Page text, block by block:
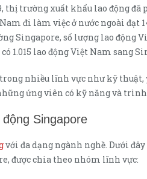
thị trường xuất khẩu lao động đã
đi làm việc ở nước ngoài đạt
Singapore, số lượng lao động
1.015 lao động Việt Nam sang
nhiều lĩnh vực như kỹ thuật,
ứng viên có kỹ năng và trình
Singapore
với đa dạng ngành nghề. Dưới
được chia theo nhóm lĩnh vực: